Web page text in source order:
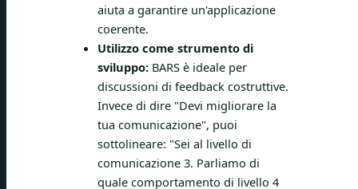
aiuta a garantire un'applicazione
coerente.
Utilizzo come strumento di
sviluppo: BARS è ideale per
discussioni di feedback costruttive.
Invece di dire "Devi migliorare la
tua comunicazione", puoi
sottolineare: "Sei al livello di
comunicazione 3. Parliamo di
quale comportamento di livello 4